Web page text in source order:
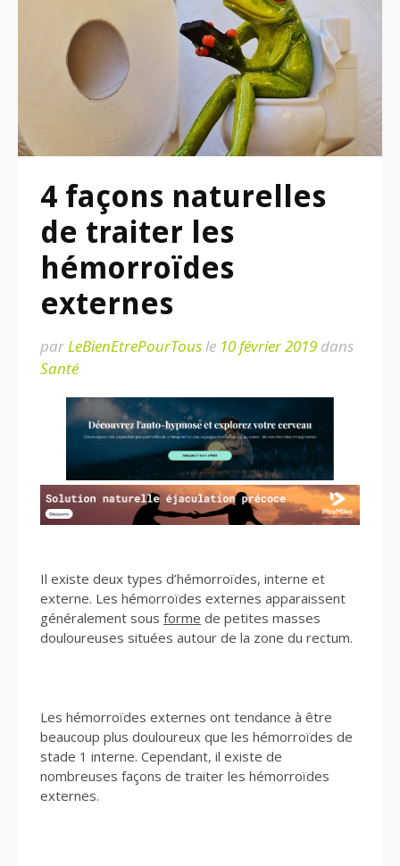
4 façons naturelles
de traiter les
hémorroïdes
externes
parLeBienEtrePourTousle 10 février 2019 dans
Santé
Il existe deux types d’hémorroïdes, interne et
externe. Les hémorroïdes externes apparaissent
généralement sous forme de petites masses
douloureuses situées autour de la zone du rectum.
Les hémorroïdes externes ont tendance à être
beaucoup plus douloureux que les hémorroïdes de
stade 1 interne. Cependant, il existe de
nombreuses façons de traiter les hémorroïdes
externes.